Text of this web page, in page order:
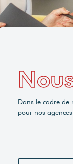
Dans le cadre de
pour nos